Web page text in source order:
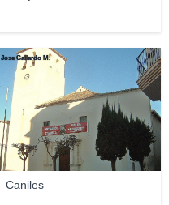
Caniles
Jose Gallardo M.